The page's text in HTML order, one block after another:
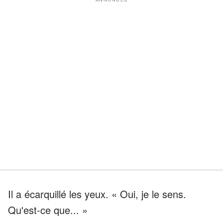
Il a écarquillé les yeux. « Oui, je le sens.
Qu'est-ce que... »